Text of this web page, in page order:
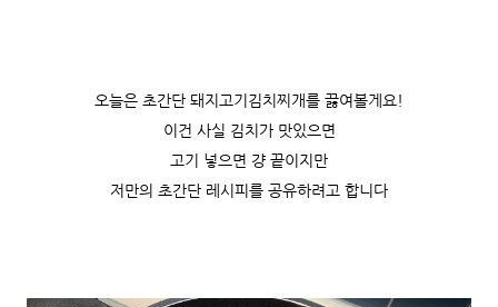
오늘은 초간단 돼지고기김치찌개를 끓여볼게요!
이건 사실 김치가 맛있으면
고기 넣으면 걍 끝이지만
저만의 초간단 레시피를 공유하려고 합니다